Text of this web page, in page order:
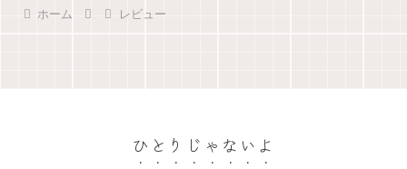
ホーム レビュー
ひとりじゃないよ